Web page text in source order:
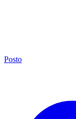
Posto